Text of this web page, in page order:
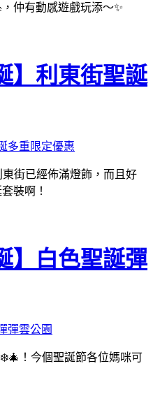
仲有動感遊戲玩添～✨
】利東街聖誕
街已經佈滿燈飾，而且好
裝啊！
】白色聖誕彈
！今個聖誕節各位媽咪可